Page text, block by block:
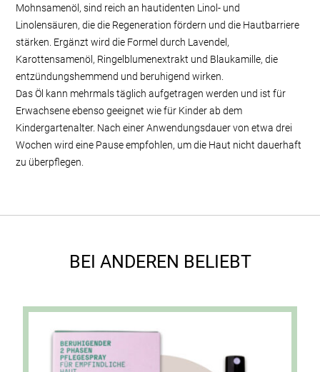
Mohnsamenöl, sind reich an hautidenten Linol- und
Linolensäuren, die die Regeneration fördern und die Hautbarriere
stärken. Ergänzt wird die Formel durch Lavendel,
Karottensamenöl, Ringelblumenextrakt und Blaukamille, die
entzündungshemmend und beruhigend wirken.
Das Öl kann mehrmals täglich aufgetragen werden und ist für
Erwachsene ebenso geeignet wie für Kinder ab dem
Kindergartenalter. Nach einer Anwendungsdauer von etwa drei
Wochen wird eine Pause empfohlen, um die Haut nicht dauerhaft
zu überpflegen.
BEI ANDEREN BELIEBT